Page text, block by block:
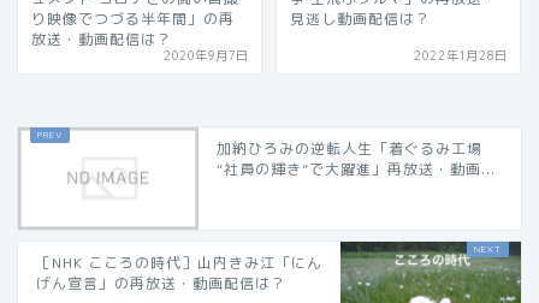
り映像でつづる半年間」の再
放送・動画配信は？
2020年9月7日
見逃し動画配信は？
2022年1月28日
加納ひろみの逆転人生「着ぐるみ工場
“社員の輝き”で大躍進」再放送・動画...
［NHK こころの時代］山内きみ江「にん
げん宣言」の再放送・動画配信は？